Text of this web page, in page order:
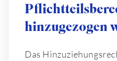
hinzugezogen
Das